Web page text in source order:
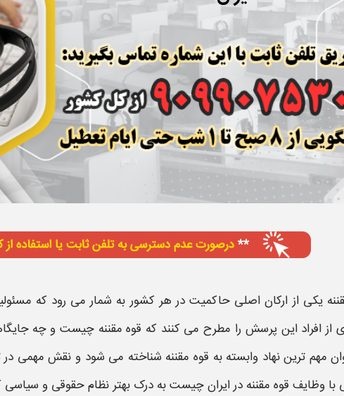
یکی از ارکان اصلی حاکمیت در هر کشور به شمار می رود که
از افراد این پرسش را مطرح می کنند که قوه مقننه چیست و چه
مهم ترین نهاد وابسته به قوه مقننه شناخته می شود و نقش مهمی
باوظایف قوه مقننه در ایران چیستبه درک بهتر نظام حقوقی و